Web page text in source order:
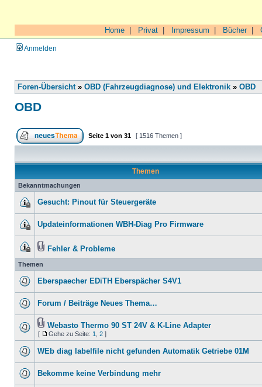
Home Privat Impressum Bücher|
Anmelden
Foren-Übersicht» OBD (Fahrzeugdiagnose) und Elektronik » OBD
OBD
Seite 1 von 31 [ 1516 Themen ]
Themen
Bekanntmachungen
Gesucht: Pinout für Steuergeräte
Updateinformationen WBH-Diag Pro Firmware
Fehler & Probleme
Themen
Eberspaecher EDiTH Eberspächer S4V1
Forum / Beiträge Neues Thema…
Webasto Thermo 90 ST 24V & K-Line Adapter
[ Gehe zu Seite: 1 2 ]
WEb diag labelfile nicht gefunden Automatik Getriebe 01M
Bekomme keine Verbindung mehr